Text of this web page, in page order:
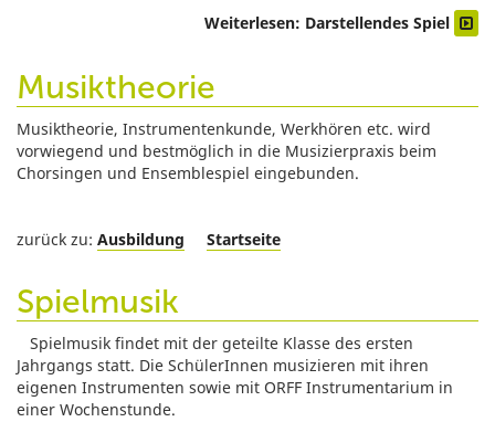
Weiterlesen: Darstellendes Spiel
Musiktheorie
Musiktheorie, Instrumentenkunde, Werkhören etc. wird
vorwiegend und bestmöglich in die Musizierpraxis beim
Chorsingen und Ensemblespiel eingebunden.
zurück zu: Ausbildung Startseite
Spielmusik
Spielmusik findet mit der geteilte Klasse des ersten
Jahrgangs statt. Die SchülerInnen musizieren mit ihren
eigenen Instrumenten sowie mit ORFF Instrumentarium in
einer Wochenstunde.